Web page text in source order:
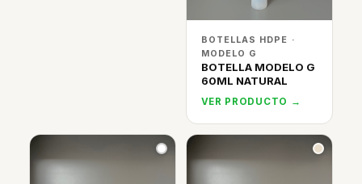
BOTELLAS HDPE ·
MODELO G
BOTELLA MODELO G
60ML NATURAL
VER PRODUCTO →